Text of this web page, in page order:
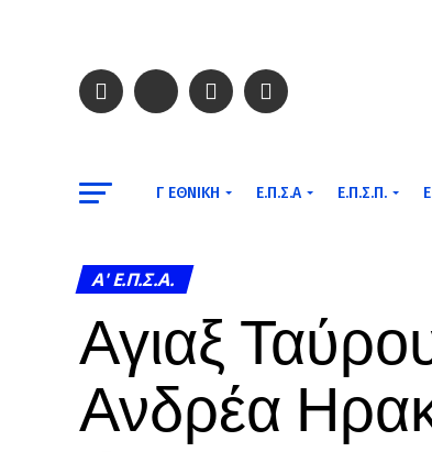
Γ ΕΘΝΙΚΉ Ε.Π.Σ.Α Ε.Π.Σ.Π.
A' Ε.Π.Σ.Α.
Αγιαξ
Ανδρέα